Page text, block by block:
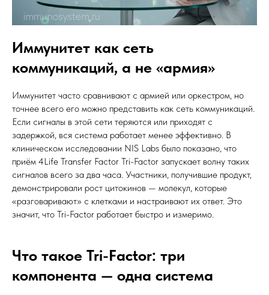
Иммунитет как сеть
коммуникаций, а не «армия»
Иммунитет часто сравнивают с армией или оркестром, но
точнее всего его можно представить как сеть коммуникаций.
Если сигналы в этой сети теряются или приходят с
задержкой, вся система работает менее эффективно. В
клиническом исследовании NIS Labs было показано, что
приём 4Life Transfer Factor Tri-Factor запускает волну таких
сигналов всего за два часа. Участники, получившие продукт,
демонстрировали рост цитокинов — молекул, которые
«разговаривают» с клетками и настраивают их ответ. Это
значит, что Tri-Factor работает быстро и измеримо.
Что такое Tri-Factor: три
компонента — одна система